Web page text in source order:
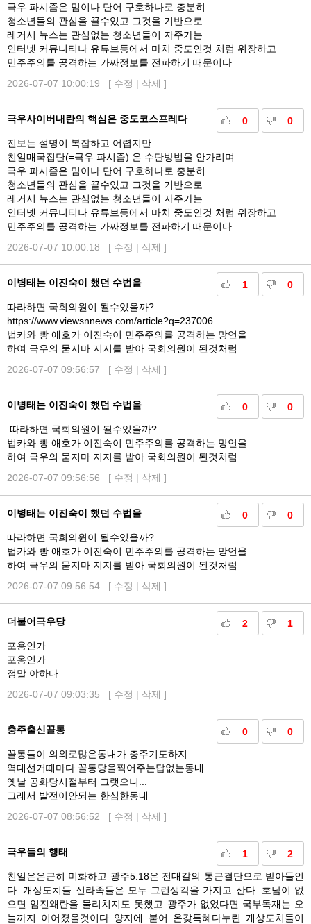
극우 파시즘은 밈이나 단어 구호하나로 충분히
청소년들의 관심을 끌수있고 그것을 기반으로
레거시 뉴스는 관심없는 청소년들이 자주가는
인터넷 커뮤니티나 유튜브등에서 마치 중도인것 처럼 위장하고
민주주의를 공격하는 가짜정보를 전파하기 때문이다
2026-07-07 10:00:19 [ 수정 | 삭제 ]
0 0
극우사이버내란의 핵심은 중도코스프레다
진보는 설명이 복잡하고 어렵지만
친일매국집단(=극우 파시즘) 은 수단방법을 안가리며
극우 파시즘은 밈이나 단어 구호하나로 충분히
청소년들의 관심을 끌수있고 그것을 기반으로
레거시 뉴스는 관심없는 청소년들이 자주가는
인터넷 커뮤니티나 유튜브등에서 마치 중도인것 처럼 위장하고
민주주의를 공격하는 가짜정보를 전파하기 때문이다
2026-07-07 10:00:18 [ 수정 | 삭제 ]
1 0
이병태는 이진숙이 했던 수법을
따라하면 국회의원이 될수있을까?
https://www.viewsnnews.com/article?q=237006
법카와 빵 애호가 이진숙이 민주주의를 공격하는 망언을
하여 극우의 묻지마 지지를 받아 국회의원이 된것처럼
2026-07-07 09:56:57 [ 수정 | 삭제 ]
0 0
이병태는 이진숙이 했던 수법을
.따라하면 국회의원이 될수있을까?
법카와 빵 애호가 이진숙이 민주주의를 공격하는 망언을
하여 극우의 묻지마 지지를 받아 국회의원이 된것처럼
2026-07-07 09:56:56 [ 수정 | 삭제 ]
0 0
이병태는 이진숙이 했던 수법을
따라하면 국회의원이 될수있을까?
법카와 빵 애호가 이진숙이 민주주의를 공격하는 망언을
하여 극우의 묻지마 지지를 받아 국회의원이 된것처럼
2026-07-07 09:56:54 [ 수정 | 삭제 ]
2 1
더불어극우당
포용인가
포옹인가
정말 야하다
2026-07-07 09:03:35 [ 수정 | 삭제 ]
0 0
충주출신꼴통
꼴통들이 의외로많은동내가 충주기도하지
역대선거때마다 꼴통당을찍어주는답없는동내
옛날 공화당시절부터 그랫으니...
그래서 발전이안되는 한심한동내
2026-07-07 08:56:52 [ 수정 | 삭제 ]
1 2
극우들의 행태
친일은은근히 미화하고 광주5.18은 전대갈의 통근결단으로 받아들인
다. 개상도치들 신라족들은 모두 그런생각을 가지고 산다. 호남이 없
으면 임진왜란을 물리치지도 못했고 광주가 없었다면 국부독재는 오
늘까지 이어졌을것이다 양지에 붙어 온갖특혜다누린 개상도치들이